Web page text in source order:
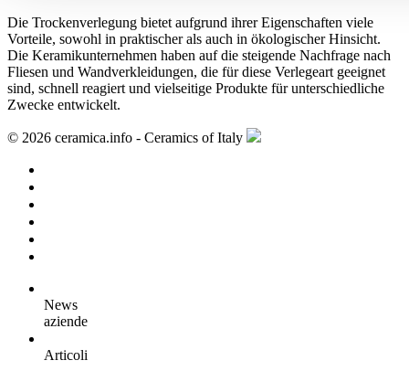
Die Trockenverlegung bietet aufgrund ihrer Eigenschaften viele
Vorteile, sowohl in praktischer als auch in ökologischer Hinsicht.
Die Keramikunternehmen haben auf die steigende Nachfrage nach
Fliesen und Wandverkleidungen, die für diese Verlegeart geeignet
sind, schnell reagiert und vielseitige Produkte für unterschiedliche
Zwecke entwickelt.
© 2026 ceramica.info - Ceramics of Italy
News
aziende
Articoli